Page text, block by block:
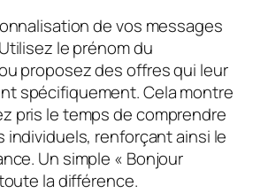
de vos messages
le prénom du
proposez des offres qui leur
spécifiquement. Cela montre
pris le temps de comprendre
individuels, renforçant ainsi le
Un simple « Bonjour
la différence.